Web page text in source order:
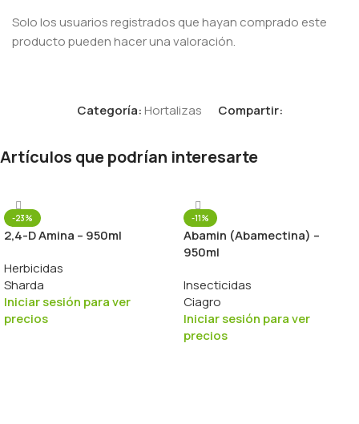
Solo los usuarios registrados que hayan comprado este
producto pueden hacer una valoración.
Categoría:Hortalizas Compartir:
Artículos que podrían interesarte
-23%
2,4-D Amina – 950ml
Herbicidas
Sharda
Iniciar sesión para ver
precios
-11%
Abamin (Abamectina) –
950ml
Insecticidas
Ciagro
Iniciar sesión para ver
precios